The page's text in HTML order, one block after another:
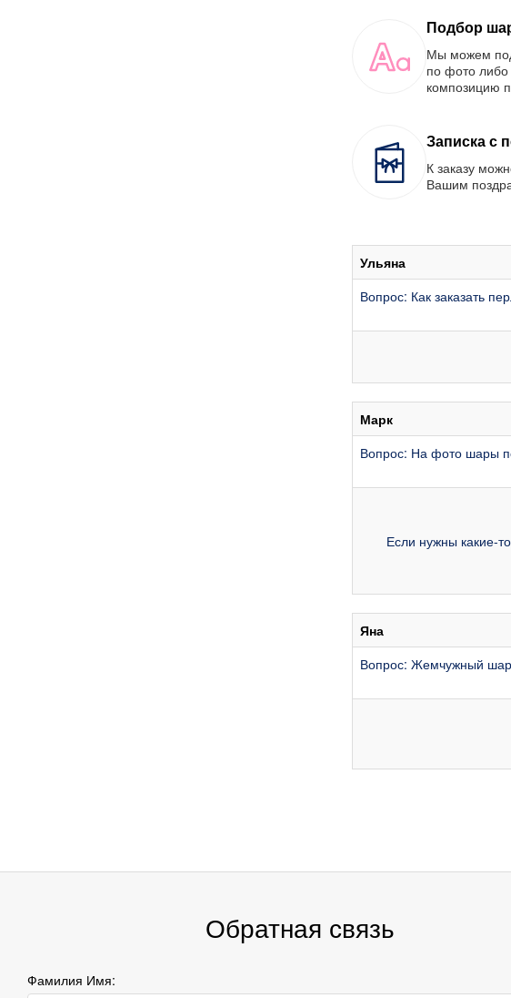
Подбор
Мы можем
по фото либо
композицию
Записка с
К заказу
Вашим
Ульяна
Вопрос: Как заказать
Марк
Вопрос: На фото шары
Если нужны какие-
Яна
Вопрос: Жемчужный шар
Обратная связь
Фамилия Имя: